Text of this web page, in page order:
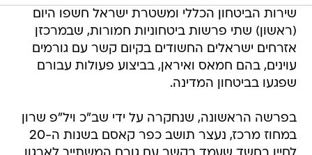
שירות הביטחון הכללי ומשטרת ישראל חשפו היום
(ראשון) שתי פרשות ביטחוניות חמורות, שבמרכזן
אזרחים ישראלים החשודים בקיום קשר עם גורמים
עוינים, בהם חמאס ואיראן, בביצוע פעולות עבורם
שפגעו בביטחון המדינה.
בפרשה הראשונה, שנחקרה על ידי שב"כ ויל"פ שרון
במחוז מרכז, נעצר תושב כפר קאסם בשנות ה-20